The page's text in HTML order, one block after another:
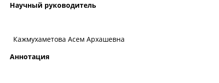
Научный руководитель
Кажмухаметова Асем Архашевна
Аннотация